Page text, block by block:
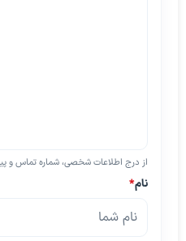
از درج اطلاعات شخصی، شماره تماس و
نام*